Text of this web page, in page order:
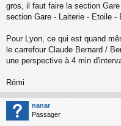
u
gros, il faut faire la section
section Gare - Laiterie - Etoile -
Pour Lyon, ce qui est quand
le carrefour Claude Bernard /
une perspective à 4 min
Rémi
nanar
Passager